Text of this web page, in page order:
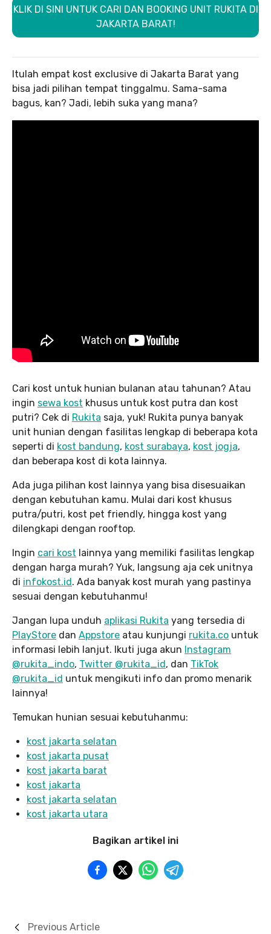
KLIK DI SINI UNTUK CARI DAN BOOKING UNIT RUKITA DI
JAKARTA BARAT!
Itulah empat kost exclusive di Jakarta Barat yang
bisa jadi pilihan tempat tinggalmu. Sama-sama
bagus, kan? Jadi, lebih suka yang mana?
Cari kost untuk hunian bulanan atau tahunan? Atau
ingin sewa kost khusus untuk kost putra dan kost
putri? Cek di Rukita saja, yuk! Rukita punya banyak
unit hunian dengan fasilitas lengkap di beberapa kota
seperti di kost bandung, kost surabaya, kost jogja,
dan beberapa kost di kota lainnya.
Ada juga pilihan kost lainnya yang bisa disesuaikan
dengan kebutuhan kamu. Mulai dari kost khusus
putra/putri, kost pet friendly, hingga kost yang
dilengkapi dengan rooftop.
Ingin cari kost lainnya yang memiliki fasilitas lengkap
dengan harga murah? Yuk, langsung aja cek unitnya
di infokost.id. Ada banyak kost murah yang pastinya
sesuai dengan kebutuhanmu!
Jangan lupa unduh aplikasi Rukita yang tersedia di
PlayStore dan Appstore atau kunjungi rukita.co untuk
informasi lebih lanjut. Ikuti juga akun Instagram
@rukita_indo, Twitter @rukita_id, dan TikTok
@rukita_id untuk mengikuti info dan promo menarik
lainnya!
Temukan hunian sesuai kebutuhanmu:
kost jakarta selatan
kost jakarta pusat
kost jakarta barat
kost jakarta
kost jakarta selatan
kost jakarta utara
Bagikan artikel ini
Previous Article